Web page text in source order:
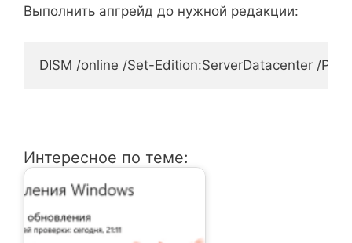
Выполнить апгрейд до нужной редакции:
DISM /online /Set-Edition:ServerDatacenter /
Интересное по теме: